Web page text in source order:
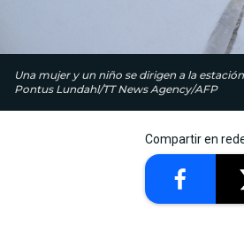
Una mujer y un niño se dirigen a la
Pontus Lundahl/TT News Agency/AFP
Compartir en